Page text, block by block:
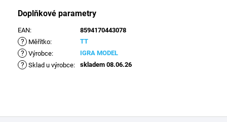
Doplňkové parametry
EAN: 8594170443078
? Měřítko: TT
? Výrobce: IGRA MODEL
? Sklad u výrobce: skladem 08.06.26